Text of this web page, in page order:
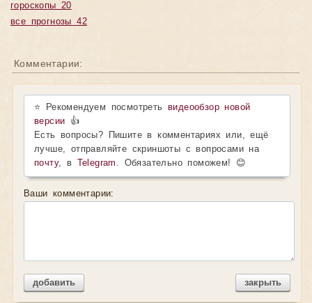
гороскопы 20
все прогнозы 42
Комментарии:
⭐ Рекомендуем посмотретьвидеообзор новой
версии 👍
Есть вопросы? Пишите в комментариях или, ещё
лучше, отправляйте скриншоты с вопросами на
почту, в Telegram . Обязательно поможем! 😊
Ваши комментарии:
добавить закрыть